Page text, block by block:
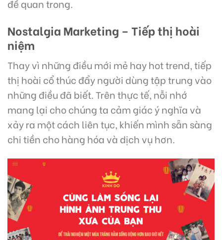
đề quan trong.
Nostalgia Marketing – Tiếp thị hoài
niệm
Thay vì những điều mới mẻ hay hot trend, tiếp
thị hoài cổ thúc đẩy người dùng tập trung vào
những điều đã biết. Trên thực tế, nỗi nhớ
mang lại cho chúng ta cảm giác ý nghĩa và
xảy ra một cách liên tục, khiến mình sẵn sàng
chi tiền cho hàng hóa và dịch vụ hơn.